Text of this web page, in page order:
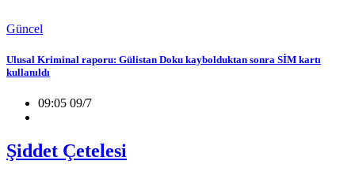
Güncel
Ulusal Kriminal raporu: Gülistan Doku kaybolduktan sonra SİM kartı
kullanıldı
09:05 09/7
Şiddet Çetelesi